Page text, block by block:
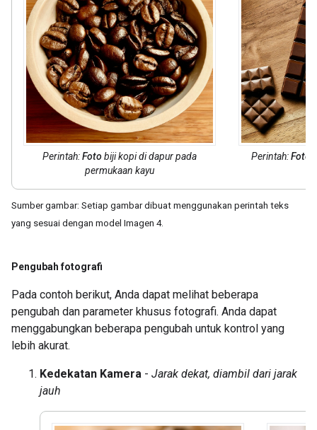
Perintah:Fotobiji kopi di dapur pada
permukaan kayu
Perintah:Foto
Sumber gambar: Setiap gambar dibuat menggunakan perintah teks
yang sesuai dengan model Imagen 4.
Pengubah fotografi
Pada contoh berikut, Anda dapat melihat beberapa
pengubah dan parameter khusus fotografi. Anda dapat
menggabungkan beberapa pengubah untuk kontrol yang
lebih akurat.
Kedekatan Kamera - Jarak dekat, diambil dari jarak
jauh